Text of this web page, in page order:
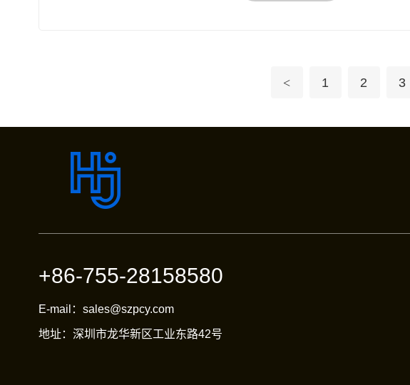
< 1 2 3
+86-755-28158580
E-mail：sales@szpcy.com
地址：深圳市龙华新区工业东路42号